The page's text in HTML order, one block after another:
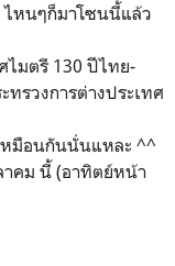
หนๆก็มาโซนนี้แล้ว
มตรี 130 ปีไทย-
รวงการต่างประเทศ
หมือนกันนั่นแหละ ^^
าคม นี้ (อาทิตย์หน้า